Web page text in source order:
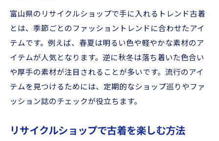
富山県のリサイクルショップで手に入れるトレンド古着
とは、季節ごとのファッショントレンドに合わせたアイ
テムです。例えば、春夏は明るい色や軽やかな素材のア
イテムが人気となります。逆に秋冬は落ち着いた色合い
や厚手の素材が注目されることが多いです。流行のアイ
テムを見つけるためには、定期的なショップ巡りやファ
ッション誌のチェックが役立ちます。
リサイクルショップで古着を楽しむ方法